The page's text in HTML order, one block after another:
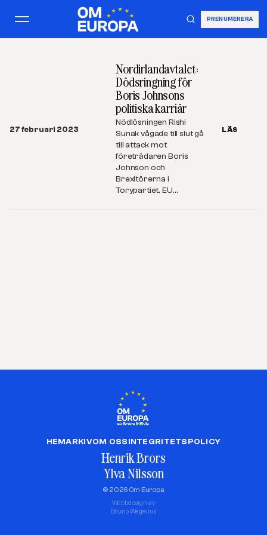
PRENUMERERA
27 februari 2023
Nordirlandavtalet:
Dödsringning för
Boris Johnsons
politiska karriär
Nödlösningen Rishi
Sunak vågade till slut gå
till attack mot
företrädaren Boris
Johnson och
Brexitörerna i
Torypartiet. EU…
LÄS
HEMARKIVOM OSSINTEGRITETSPOLICY
Henrik Brors
Ylva Nilsson
© 2026 Om Europa
Webbdesign av
Bruno Wegelius